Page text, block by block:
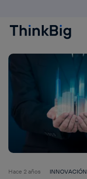
Hace 2 años INNOVACIÓN